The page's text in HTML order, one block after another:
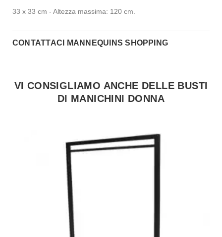
33 x 33 cm - Altezza massima: 120 cm.
CONTATTACI MANNEQUINS SHOPPING
VI CONSIGLIAMO ANCHE DELLE BUSTI
DI MANICHINI DONNA